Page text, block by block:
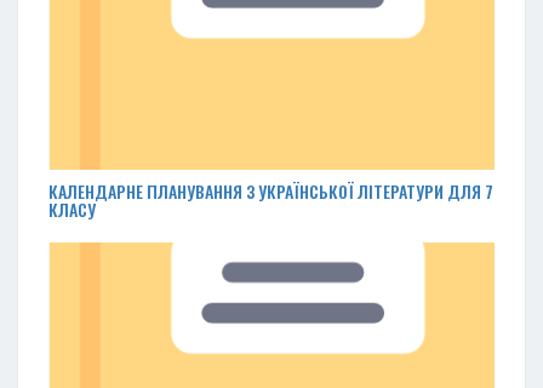
КАЛЕНДАРНЕ ПЛАНУВАННЯ З УКРАЇНСЬКОЇ ЛІТЕРАТУРИ ДЛЯ 7
КЛАСУ